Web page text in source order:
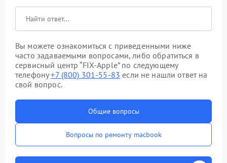
Вы можете ознакомиться с приведенными ниже
часто задаваемыми вопросами, либо обратиться в
сервисный центр “FIX-Apple” по следующему
телефону+7 (800) 301-55-83 если не нашли ответ на
свой вопрос.
Общие вопросы
Вопросы по ремонту macbook